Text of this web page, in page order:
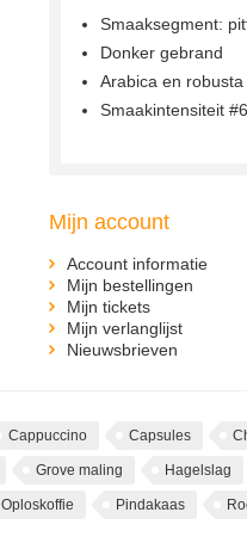
Smaaksegment:
Donker gebrand
Arabica en
Smaakintensiteit #6
Mijn account
Account informatie
Mijn bestellingen
Mijn tickets
Mijn verlanglijst
Nieuwsbrieven
Cappuccino Capsules
Grove maling Hagelslag
Oploskoffie Pindakaas